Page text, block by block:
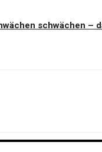
schwächen –